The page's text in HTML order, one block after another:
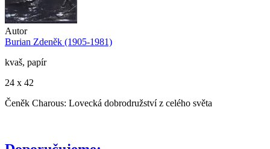
Autor
Burian Zdeněk (1905-1981)
kvaš, papír
24 x 42
Čeněk Charous: Lovecká dobrodružství z celého světa